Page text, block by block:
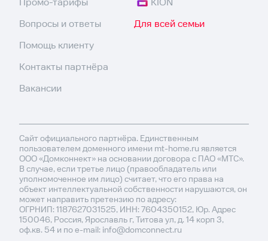
Промо-тарифы
Вопросы и ответы
Помощь клиенту
Контакты партнёра
Вакансии
KION
Для всей семьи
Сайт официального партнёра. Единственным
пользователем доменного имени mt-home.ru является
ООО «Домконнект» на основании договора с ПАО «МТС».
В случае, если третье лицо (правообладатель или
уполномоченное им лицо) считает, что его права на
объект интеллектуальной собственности нарушаются, он
может направить претензию по адресу:
ОГРНИП: 1187627031525, ИНН: 7604350152, Юр. Адрес
150046, Россия, Ярославль г, Титова ул, д. 14 корп 3,
оф.кв. 54 и по e-mail: info@domconnect.ru